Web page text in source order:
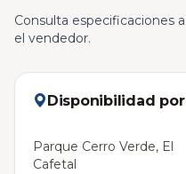
Consulta especificaciones
el vendedor.
Disponibilidad por
Parque Cerro Verde, El
Cafetal